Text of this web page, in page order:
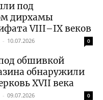
под
дирхамы
VIII–IX веков
- 10.07.2026 0
обшивкой
обнаружили
XVII века
- 09.07.2026 0